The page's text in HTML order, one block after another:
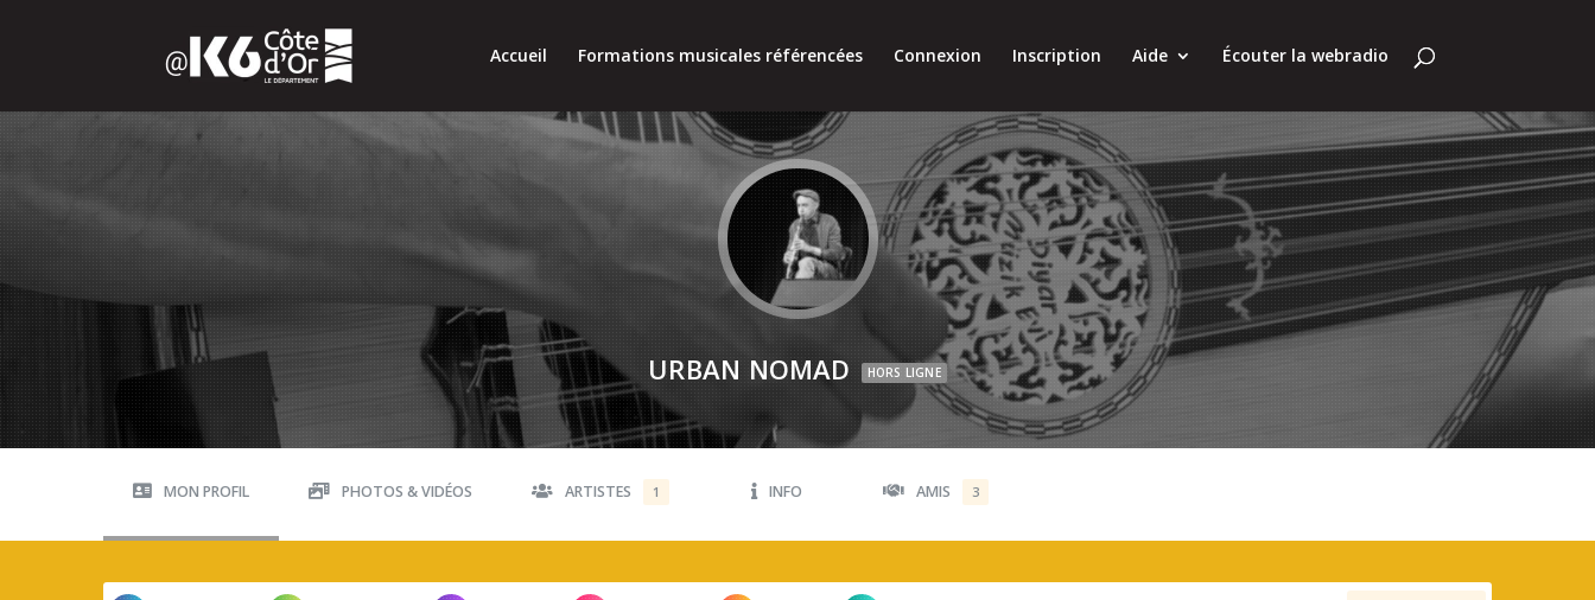
Accueil Formations musicales référencées Connexion Inscription Aide Écouter la webradio
URBAN NOMAD HORS LIGNE
MON PROFIL PHOTOS & VIDÉOS ARTISTES 1 INFO AMIS 3